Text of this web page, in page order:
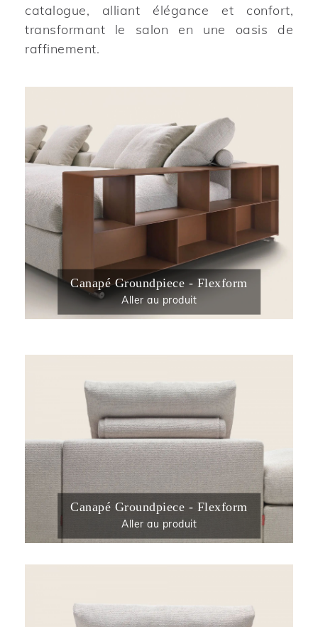
catalogue, alliant élégance et confort,
transformant le salon en une oasis de
raffinement.
Canapé Groundpiece - Flexform
Aller au produit
Canapé Groundpiece - Flexform
Aller au produit